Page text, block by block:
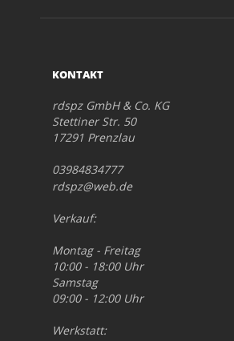
KONTAKT
rdspz GmbH & Co. KG
Stettiner Str. 50
17291 Prenzlau
03984834777
rdspz@web.de
Verkauf:
Montag - Freitag
10:00 - 18:00 Uhr
Samstag
09:00 - 12:00 Uhr
Werkstatt: